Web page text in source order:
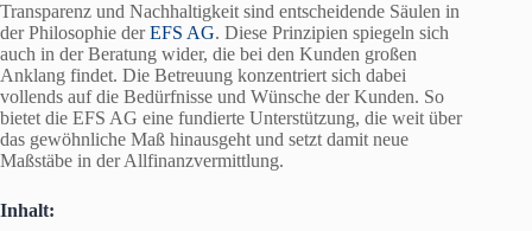
Transparenz und Nachhaltigkeit sind entscheidende Säulen in
der Philosophie derEFS AG. Diese Prinzipien spiegeln sich
auch in der Beratung wider, die bei den Kunden großen
Anklang findet. Die Betreuung konzentriert sich dabei
vollends auf die Bedürfnisse und Wünsche der Kunden. So
bietet die EFS AG eine fundierte Unterstützung, die weit über
das gewöhnliche Maß hinausgeht und setzt damit neue
Maßstäbe in der Allfinanzvermittlung.
Inhalt: